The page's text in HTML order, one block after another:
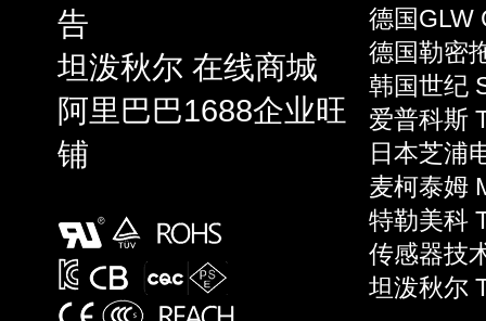
告
坦泼秋尔 在线商城
阿里巴巴1688企业旺
铺
德国GLW
德国勒密
韩国世纪
爱普科斯
日本芝浦
麦柯泰姆
特勒美科
传感器技
坦泼秋尔